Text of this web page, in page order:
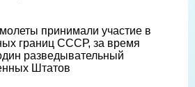
принимали участие в
границ СССР, за время
разведывательный
Штатов